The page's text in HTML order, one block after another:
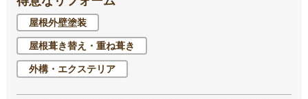
屋根外壁塗装
屋根葺き替え・重ね葺き
外構・エクステリア